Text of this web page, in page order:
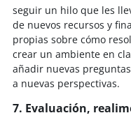
seguir un hilo que les
de nuevos recursos y
propias sobre cómo
crear un ambiente en
añadir nuevas
a nuevas perspectivas.
7. Evaluación,